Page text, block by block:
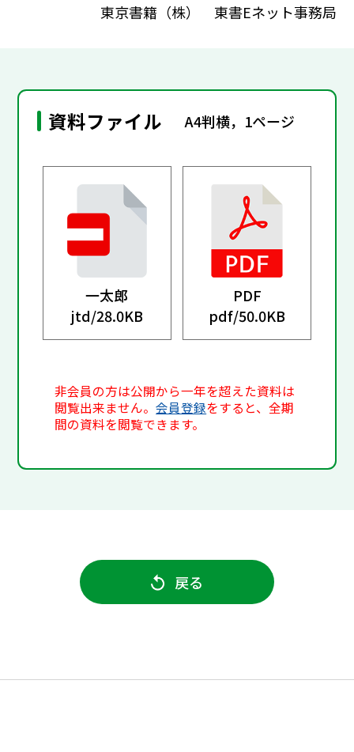
東京書籍（株） 東書Eネット事務局
資料ファイル A4判横，1ページ
一太郎
jtd/28.0KB
PDF
pdf/50.0KB
非会員の方は公開から一年を超えた資料は
閲覧出来ません。会員登録をすると、全期
間の資料を閲覧できます。
戻る